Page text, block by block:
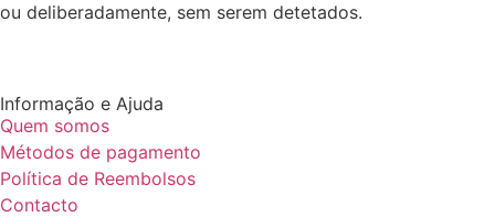
ou deliberadamente, sem serem detetados.
Informação e Ajuda
Quem somos
Métodos de pagamento
Política de Reembolsos
Contacto